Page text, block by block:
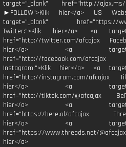
target="_blank" href="http://ajax.ms/
►FOLLOW">Klik hier</a> US
target="_blank" href="https://
Twitter:">Klik hier</a> <a
href="http://twitter.com/afcajax
hier</a> <a
href="http://facebook.com/afcajax
Instagram:">Klik hier</a> <a
href="http://instagram.com/afcajax
hier</a> <a
href="http://tiktok.com/@afcajax
hier</a> <a
href="https://bere.al/afcajax
hier</a> <a
href="https://www.threads.net/
hier</a>